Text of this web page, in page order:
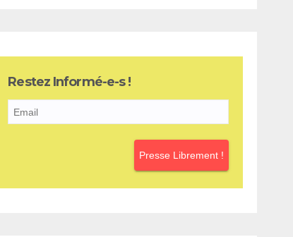
Restez Informé-e-s !